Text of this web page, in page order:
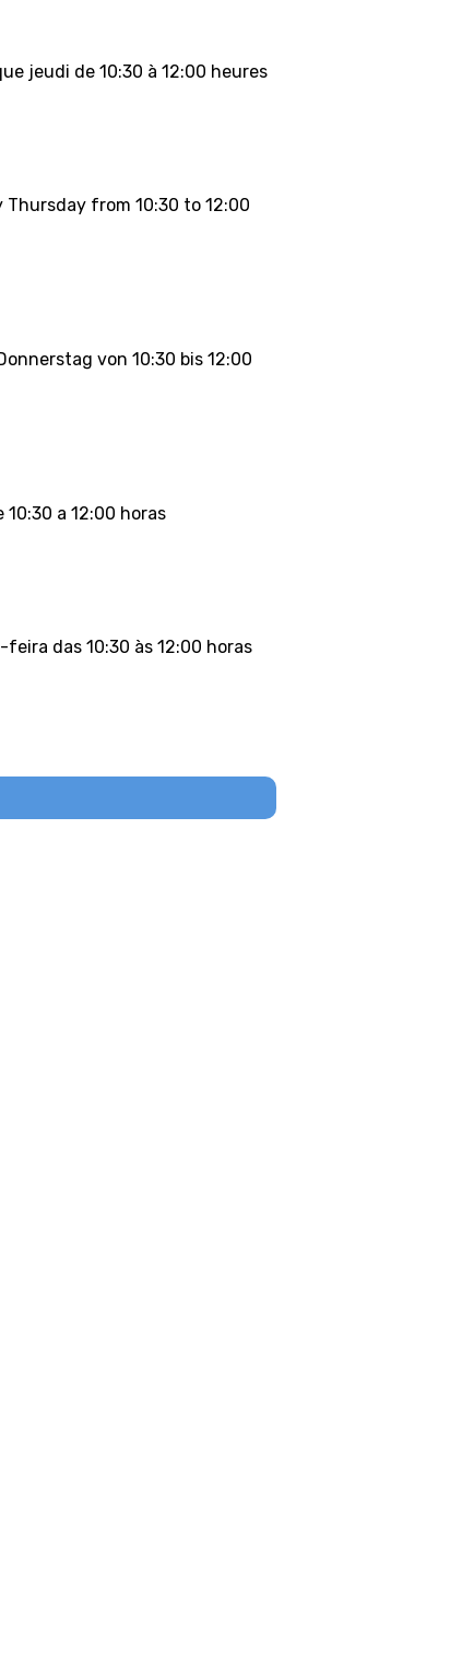
jeudi de 10:30 à 12:00 heures
from 10:30 to 12:00
von 10:30 bis 12:00
a 12:00 horas
das 10:30 às 12:00 horas